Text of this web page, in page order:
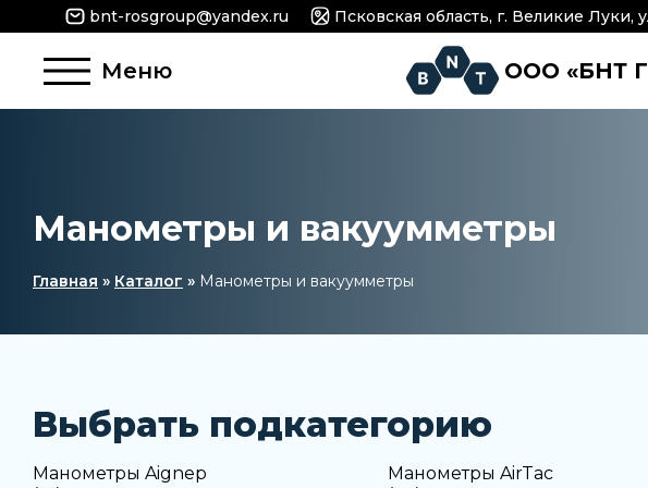
bnt-rosgroup@yandex.ru Псковская область, г. Великие Луки,
Меню ООО «БНТ
Манометры и вакуумметры
Главная » Каталог » Манометры и вакуумметры
Выбрать подкатегорию
Манометры Aignep
Манометры AirTac